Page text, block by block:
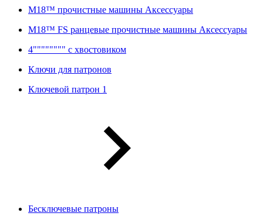
M18™ прочистные машины Аксессуары
M18™ FS ранцевые прочистные машины Аксессуары
4"""""""" с хвостовиком
Ключи для патронов
Ключевой патрон 1
Бесключевые патроны